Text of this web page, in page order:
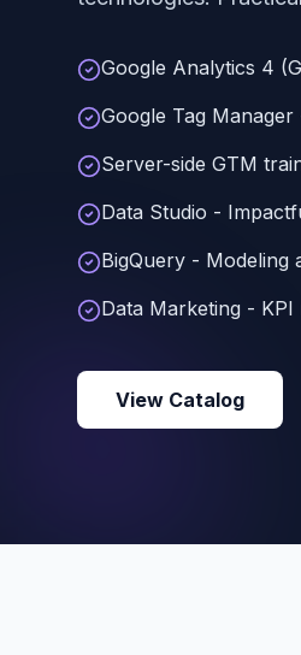
Google Analytics 4
Google Tag
Server-side GTM
Data Studio -
BigQuery - Modeling
Data Marketing - KPI
View Catalog